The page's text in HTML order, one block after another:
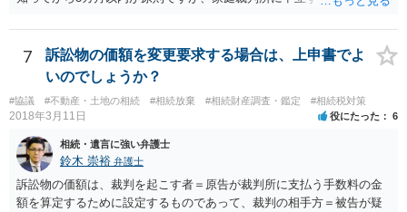
放棄するかどうか決めることができます。 銀行やサラ金が数年も放置
することはありませんので、数年後に借金が発見される可能性はほぼ
ありません。 なお、私が扱った相続放棄を検討していた案件で、期間
伸長して調査したところ、サラ金に対する過払金など相当な財産が見
つかったため相続したという事例がありました。
7
訴訟物の価額を変更要求する場合は、上申書でよ
いのでしょうか？
#協議 #不動産・土地の相続 #相続放棄 #相続財産調査・鑑定 #相続税対策
2018年3月11日 役にたった 6
相続・遺言に強い弁護士
鈴木 崇裕 弁護士
訴訟物の価額は、裁判を起こす者＝原告が裁判所に支払う手数料の金
額を算定するために設定するものであって、裁判の相手方＝被告が疑